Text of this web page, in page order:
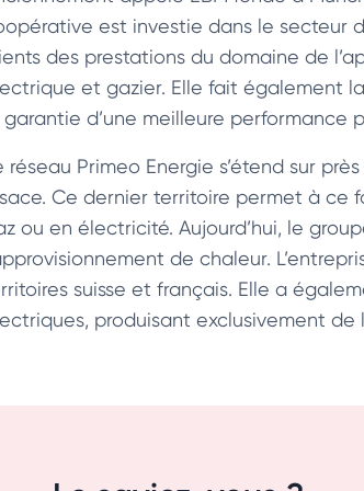
est investie dans le secteur
des prestations du domaine de
et gazier. Elle fait également
garantie d’une meilleure performance
réseau Primeo Energie s’étend sur
Ce dernier territoire permet à ce
ou en électricité. Aujourd’hui, le
de chaleur.
suisse et français. Elle a
produisant exclusivement de